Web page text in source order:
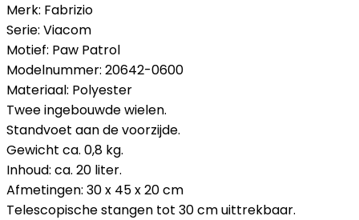
Merk: Fabrizio
Serie: Viacom
Motief: Paw Patrol
Modelnummer: 20642-0600
Materiaal: Polyester
Twee ingebouwde wielen.
Standvoet aan de voorzijde.
Gewicht ca. 0,8 kg.
Inhoud: ca. 20 liter.
Afmetingen: 30 x 45 x 20 cm
Telescopische stangen tot 30 cm uittrekbaar.